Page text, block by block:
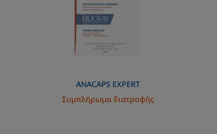
ANACAPS EXPERT
Συμπλήρωμα διατροφής